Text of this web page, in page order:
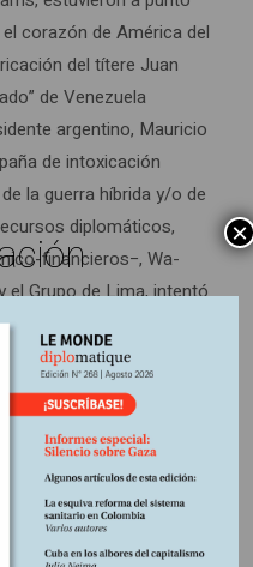
corazón de América del
del títere Juan
de Venezuela
argentino, Mauricio
de intoxicación
la guerra híbrida y/o de
diplomáticos,
financieros−, Wa­
el Grupo de Lima, intentó
mediante un
seguido por una
ejércitos del área.
la guerra, donde la
la seguridad de
de Colombia y
brasileño cubriría el
Vista y Pacaraima, en
×